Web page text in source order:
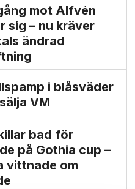
mot Alfvén
sig – nu kräver
ändrad
i blåsväder
VM
bad för
på Gothia cup –
vittnade om